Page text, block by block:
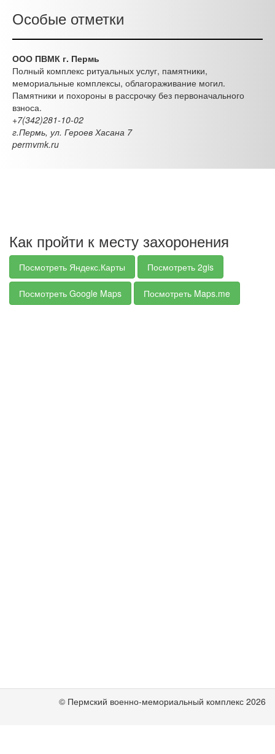
Особые отметки
ООО ПВМК г. Пермь
Полный комплекс ритуальных услуг, памятники,
мемориальные комплексы, облагораживание могил.
Памятники и похороны в рассрочку без первоначального
взноса.
+7(342)281-10-02
г.Пермь, ул. Героев Хасана 7
permvmk.ru
Как пройти к месту захоронения
Посмотреть Яндекс.Карты Посмотреть 2gis
Посмотреть Google Maps Посмотреть Maps.me
© Пермский военно-мемориальный комплекс 2026